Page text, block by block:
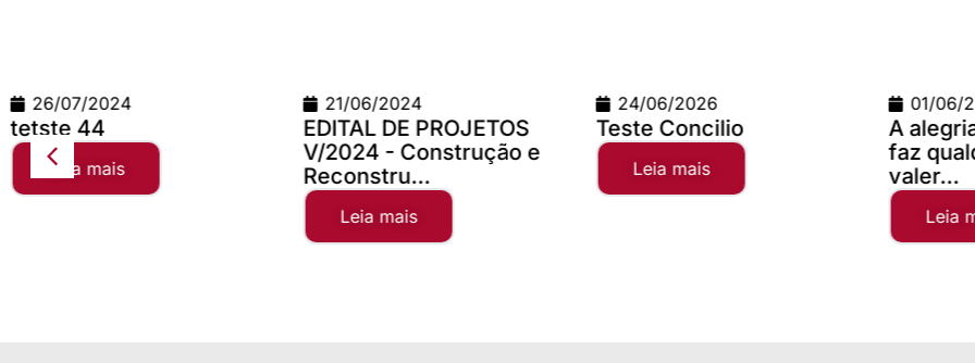
21/06/2024
EDITAL DE PROJETOS
V/2024 - Construção e
Reconstru...
24/06/2026
Teste Concilio
Leia mais
01/06/2026
A alegria da comunhão
faz qualquer distância
valer...
02/04/
2025
Leia